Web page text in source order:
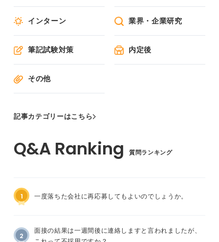
インターン 業界・企業研究
筆記試験対策 内定後
その他
記事カテゴリーはこちら
質問ランキング
1 一度落ちた会社に再応募してもよいのでしょうか。
2
面接の結果は一週間後に連絡しますと言われましたが、